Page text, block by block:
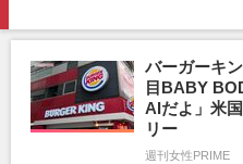
バーガーキ
目BABY
AIだよ」米
リー
週刊女性PRIME